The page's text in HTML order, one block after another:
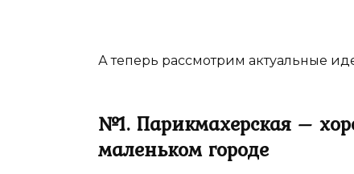
А теперь рассмотрим актуальные
№1. Парикмахерская –
маленьком городе